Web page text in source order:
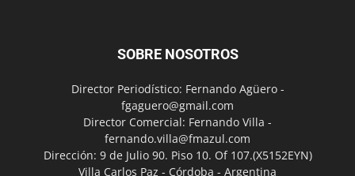
SOBRE NOSOTROS
Director Periodístico: Fernando Agüero -
fgaguero@gmail.com
Director Comercial: Fernando Villa -
fernando.villa@fmazul.com
Dirección: 9 de Julio 90. Piso 10. Of 107.(X5152EYN)
Villa Carlos Paz - Córdoba - Argentina